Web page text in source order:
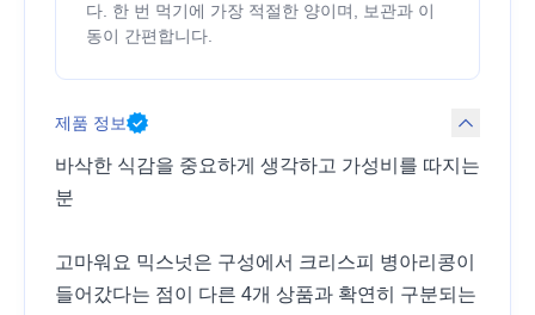
다. 한 번 먹기에 가장 적절한 양이며, 보관과 이
동이 간편합니다.
제품 정보
바삭한 식감을 중요하게 생각하고 가성비를 따지는
분
고마워요 믹스넛은 구성에서 크리스피 병아리콩이
들어갔다는 점이 다른 4개 상품과 확연히 구분되는